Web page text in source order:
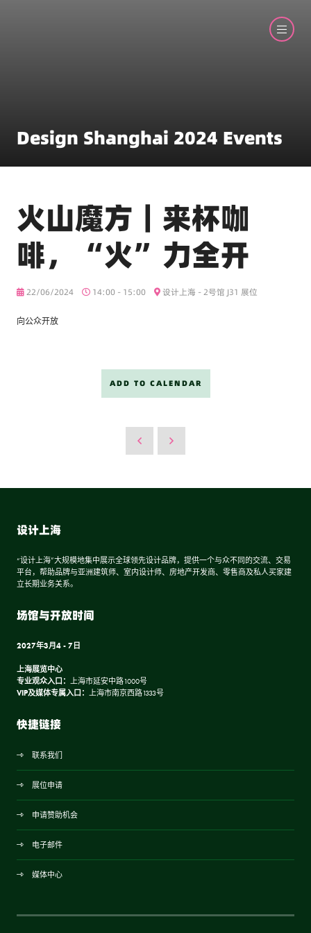
Design Shanghai 2024 Events
火山魔方｜来杯咖
啡，“火”力全开
22/06/2024 14:00 - 15:00 设计上海 - 2号馆 J31 展位
向公众开放
ADD TO CALENDAR
设计上海
“设计上海”大规模地集中展示全球领先设计品牌，提供一个与众不同的交流、交易
平台，帮助品牌与亚洲建筑师、室内设计师、房地产开发商、零售商及私人买家建
立长期业务关系。
场馆与开放时间
2027年3月4 - 7日
上海展览中心
专业观众入口： 上海市延安中路1000号
VIP及媒体专属入口： 上海市南京西路1333号
快捷链接
联系我们
展位申请
申请赞助机会
电子邮件
媒体中心